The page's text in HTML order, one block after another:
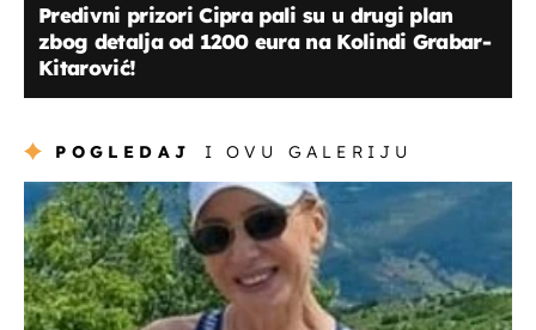
Predivni prizori Cipra pali su u drugi plan
zbog detalja od 1200 eura na Kolindi Grabar-
Kitarović!
POGLEDAJ I OVU GALERIJU